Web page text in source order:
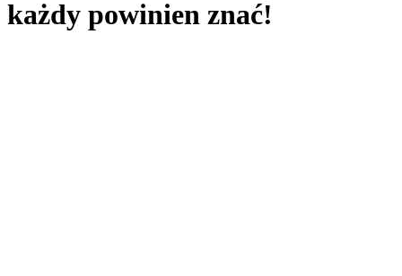
każdy powinien znać!